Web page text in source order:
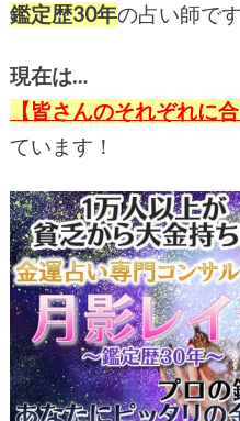
鑑定歴30年の占い師です
現在は…
【皆さんのそれぞれに
ています！